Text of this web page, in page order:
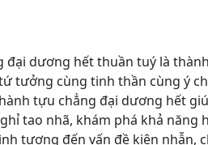
đại dương hết thuần tuý là
tưởng cùng tinh thần cùng ý
tựu chẳng đại dương hết
tao nhã, khám phá khả năng
tượng đến vấn đề kiên nhẫn,